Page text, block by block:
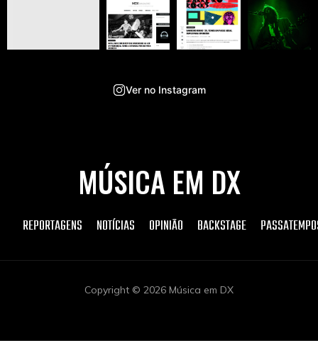
Ver no Instagram
MÚSICA EM DX
REPORTAGENS NOTÍCIAS OPINIÃO BACKSTAGE
Copyright © 2026 Música em DX